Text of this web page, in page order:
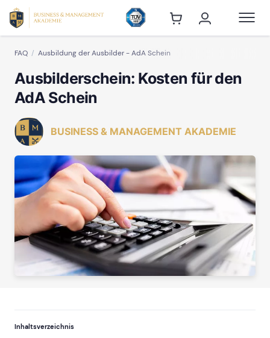
FAQ Ausbildung der Ausbilder - AdA Schein
Ausbilderschein: Kosten für den
AdA Schein
BUSINESS & MANAGEMENT AKADEMIE
Inhaltsverzeichnis